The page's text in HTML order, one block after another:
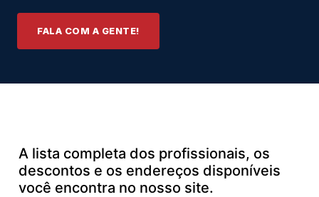
FALA COM A GENTE!
A lista completa dos profissionais, os
descontos e os endereços disponíveis
você encontra no nosso site.